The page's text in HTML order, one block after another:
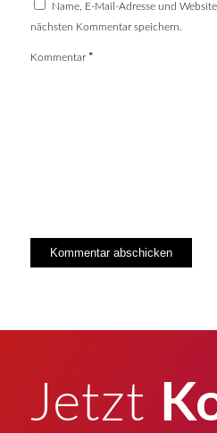
Name, E-Mail-Adresse und
nächsten Kommentar speichern.
Kommentar *
Jetzt